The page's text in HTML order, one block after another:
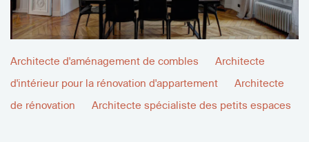
Architecte d'aménagement de combles
Architecte
d'intérieur pour la rénovation d'appartement
Architecte
de rénovation
Architecte spécialiste des petits espaces